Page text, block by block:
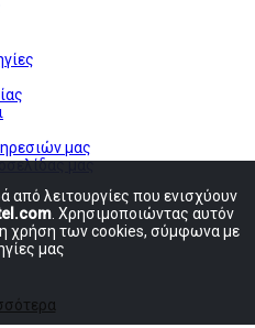
μας
μας
από λειτουργίες που ενισχύουν
. Χρησιμοποιώντας αυτόν
χρήση των cookies, σύμφωνα με
μας